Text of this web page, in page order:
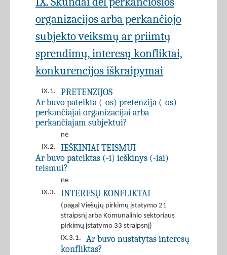
organizacijos arba perkančiojo
subjekto veiksmų ar priimtų
sprendimų, interesų konfliktai,
konkurencijos iškraipymai
IX.1.
PRETENZIJOS
Ar buvo pateikta (-os) pretenzija (-os)
perkančiajai organizacijai arba
perkančiajam subjektui?
ne
IX.2.
IEŠKINIAI TEISMUI
Ar buvo pateiktas (-i) ieškinys (-iai)
teismui?
ne
IX.3.
INTERESŲ KONFLIKTAI
(pagal Viešųjų pirkimų įstatymo 21
straipsnį arba Komunalinio sektoriaus
pirkimų įstatymo 33 straipsnį)
IX.3.1.
Ar buvo nustatytas interesų
konfliktas?